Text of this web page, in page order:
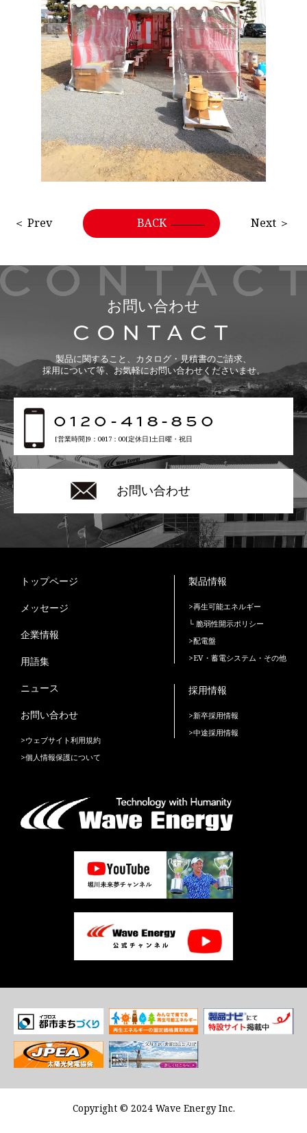
＜ Prev BACK Next ＞
お問い合わせ
CONTACT
製品に関すること、カタログ・見積書のご請求、
採用について等、お気軽にお問い合わせくださいませ。
0120-418-850
[営業時間]9：00〜17：00[定休日]土日曜・祝日
お問い合わせ
トップページ
メッセージ
企業情報
用語集
ニュース
お問い合わせ
>ウェブサイト利用規約
>個人情報保護について
製品情報
>再生可能エネルギー
└ 脆弱性開示ポリシー
>配電盤
>EV・蓄電システム・その他
採用情報
>新卒採用情報
>中途採用情報
Copyright © 2024 Wave Energy Inc.